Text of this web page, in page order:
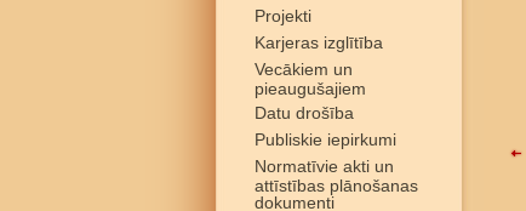
Projekti
Karjeras izglītība
Vecākiem un
pieaugušajiem
Datu drošība
Publiskie iepirkumi
Normatīvie akti un
attīstības plānošanas
dokumenti